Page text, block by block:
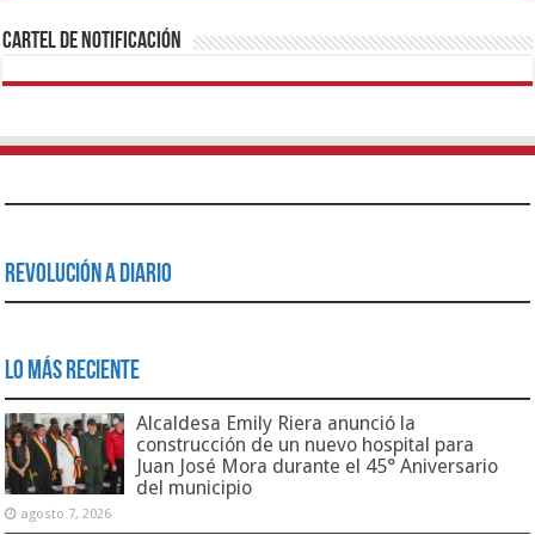
Cartel de Notificación
Revolución a Diario
Lo Más Reciente
Alcaldesa Emily Riera anunció la
construcción de un nuevo hospital para
Juan José Mora durante el 45° Aniversario
del municipio
agosto 7, 2026